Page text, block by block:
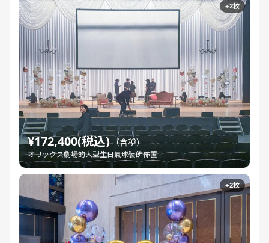
+2枚
¥172,400(税込)（含稅）
オリックス劇場的大型生日氣球裝飾佈置
+2枚